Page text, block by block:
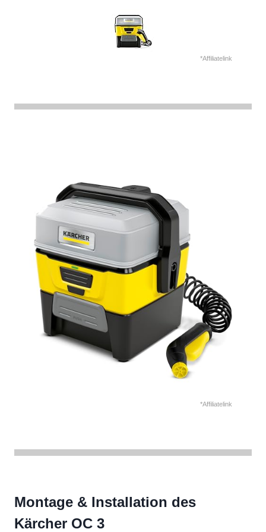
*Affiliatelink
*Affiliatelink
Montage & Installation des
Kärcher OC 3